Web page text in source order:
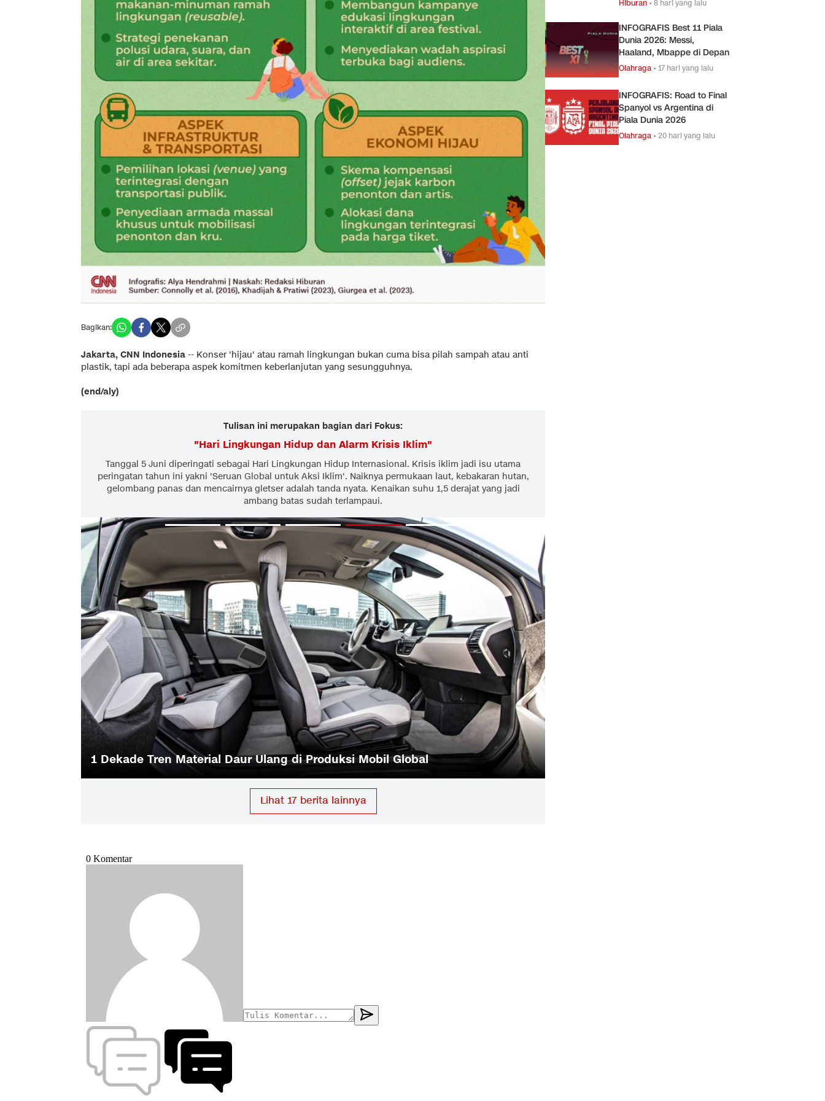
Bagikan:
Jakarta, CNN Indonesia -- Konser 'hijau' atau ramah lingkungan bukan cuma bisa pilah sampah atau anti
plastik, tapi ada beberapa aspek komitmen keberlanjutan yang sesungguhnya.
(end/aly)
Tulisan ini merupakan bagian dari Fokus:
"Hari Lingkungan Hidup dan Alarm Krisis Iklim"
Tanggal 5 Juni diperingati sebagai Hari Lingkungan Hidup Internasional. Krisis iklim jadi isu utama
peringatan tahun ini yakni 'Seruan Global untuk Aksi Iklim'. Naiknya permukaan laut, kebakaran hutan,
gelombang panas dan mencairnya gletser adalah tanda nyata. Kenaikan suhu 1,5 derajat yang jadi
ambang batas sudah terlampaui.
1 Dekade Tren Material Daur Ulang di Produksi Mobil Global
Lihat 17 berita lainnya
Hiburan •8 hari yang lalu
INFOGRAFIS Best 11 Piala
Dunia 2026: Messi,
Haaland, Mbappe di Depan
Olahraga •17 hari yang lalu
INFOGRAFIS: Road to Final
Spanyol vs Argentina di
Piala Dunia 2026
Olahraga •20 hari yang lalu